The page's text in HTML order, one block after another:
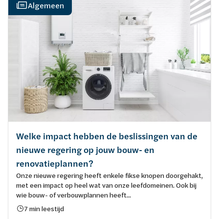
Algemeen
Welke impact hebben de beslissingen van de
nieuwe regering op jouw bouw- en
renovatieplannen?
Onze nieuwe regering heeft enkele fikse knopen doorgehakt,
met een impact op heel wat van onze leefdomeinen. Ook bij
wie bouw- of verbouwplannen heeft...
7 min leestijd